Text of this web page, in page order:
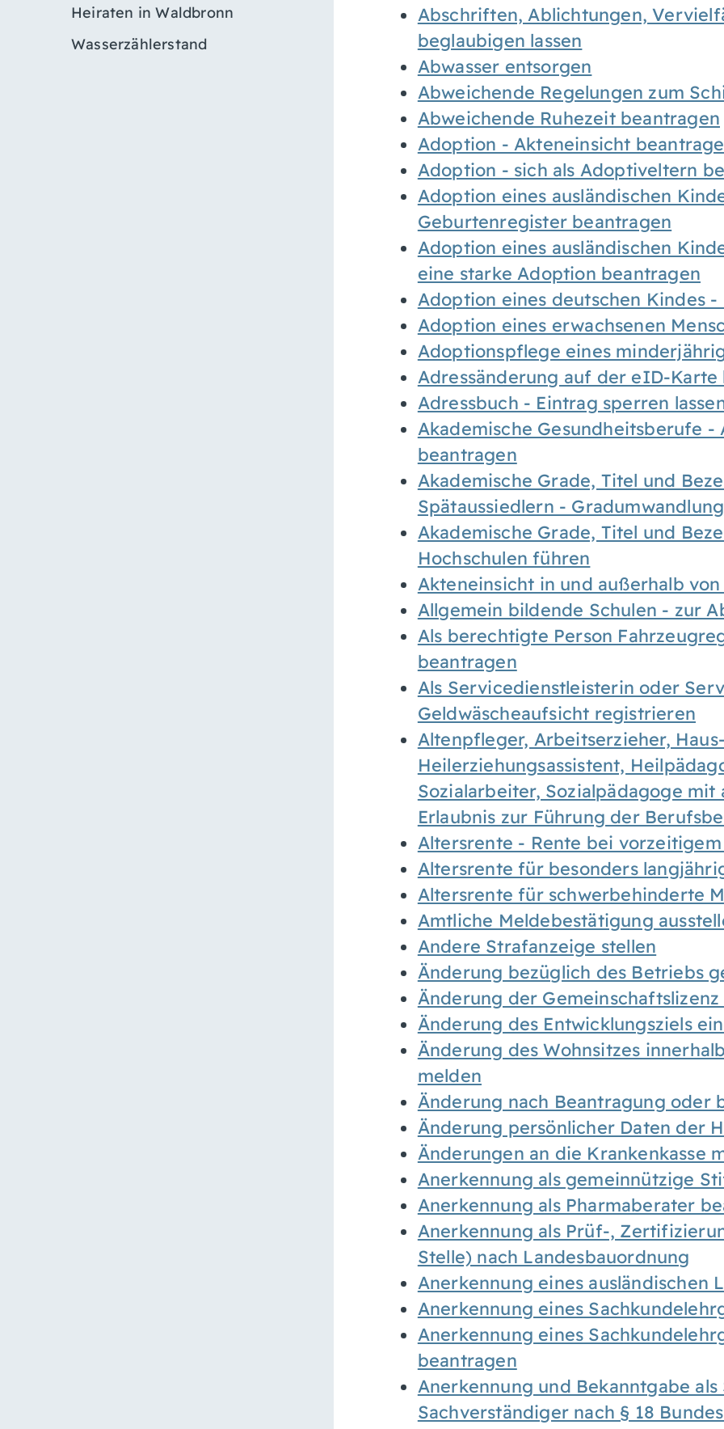
Heiraten in Waldbronn
Wasserzählerstand
Abschriften, Ablichtungen,
beglaubigen lassen
Abwasser entsorgen
Abweichende Regelungen zum
Abweichende Ruhezeit beantragen
Adoption - Akteneinsicht
Adoption - sich als Adoptiveltern
Adoption eines ausländischen
Geburtenregister beantragen
Adoption eines ausländischen
eine starke Adoption beantragen
Adoption eines deutschen Kindes
Adoption eines erwachsenen
Adoptionspflege eines
Adressänderung auf der eID-Karte
Adressbuch - Eintrag sperren
Akademische Gesundheitsberufe
beantragen
Akademische Grade, Titel und
Spätaussiedlern -
Akademische Grade, Titel und
Hochschulen führen
Akteneinsicht in und außerhalb
Allgemein bildende Schulen - zur
Als berechtigte Person
beantragen
Als Servicedienstleisterin oder
Geldwäscheaufsicht registrieren
Altenpfleger, Arbeitserzieher,
Heilerziehungsassistent,
Sozialarbeiter, Sozialpädagoge
Erlaubnis zur Führung der
Altersrente - Rente bei
Altersrente für besonders
Altersrente für schwerbehinderte
Amtliche Meldebestätigung
Andere Strafanzeige stellen
Änderung bezüglich des Betriebs
Änderung der
Änderung des Entwicklungsziels
Änderung des Wohnsitzes
melden
Änderung nach Beantragung oder
Änderung persönlicher Daten der
Änderungen an die Krankenkasse
Anerkennung als gemeinnützige
Anerkennung als Pharmaberater
Anerkennung als Prüf-,
Stelle) nach Landesbauordnung
Anerkennung eines ausländischen
Anerkennung eines
Anerkennung eines
beantragen
Anerkennung und Bekanntgabe
Sachverständiger nach § 18